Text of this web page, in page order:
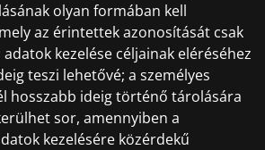
olyan formában kell
az érintettek azonosítását csak
adatok kezelése céljainak eléréséhez
teszi lehetővé; a személyes
hosszabb ideig történő tárolására
sor, amennyiben a
kezelésére közérdekű